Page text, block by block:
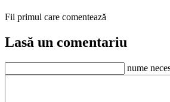
Fii primul care comentează
Lasă un comentariu
nume